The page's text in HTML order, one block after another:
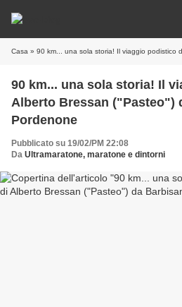
Casa » 90 km... una sola storia! Il viaggio podistico di Alberto
90 km... una sola storia! Il
Alberto Bressan ("Pasteo")
Pordenone
Pubblicato su 19/02/PM 22:08
Da Ultramaratone, maratone e dintorni